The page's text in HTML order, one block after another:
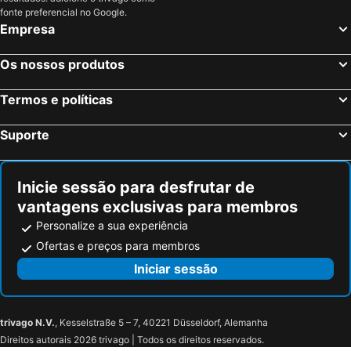
fonte preferencial no Google.
Empresa
Os nossos produtos
Termos e políticas
Suporte
Inicie sessão para desfrutar de
vantagens exclusivas para membros
Personalize a sua experiência
Ofertas e preços para membros
Iniciar sessão
trivago N.V., Kesselstraße 5 – 7, 40221 Düsseldorf, Alemanha
Direitos autorais 2026 trivago | Todos os direitos reservados.